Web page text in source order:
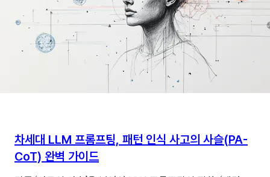
성능
높이기
차세대 LLM 프롬프팅, 패턴 인식 사고의 사슬(PA-
CoT) 완벽 가이드